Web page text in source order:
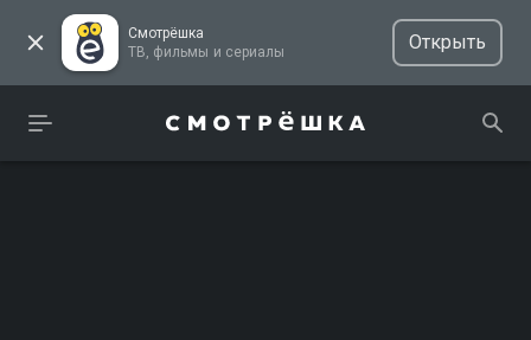
Смотрёшка
ТВ, фильмы и сериалы
Открыть